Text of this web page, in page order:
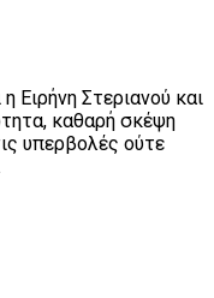
Ειρήνη Στεριανού και
καθαρή σκέψη
υπερβολές ούτε